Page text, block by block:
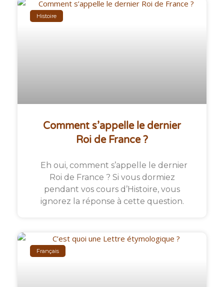
Histoire
Comment s’appelle le dernier
Roi de France ?
Eh oui, comment s’appelle le dernier
Roi de France ? Si vous dormiez
pendant vos cours d’Histoire, vous
ignorez la réponse à cette question.
Français